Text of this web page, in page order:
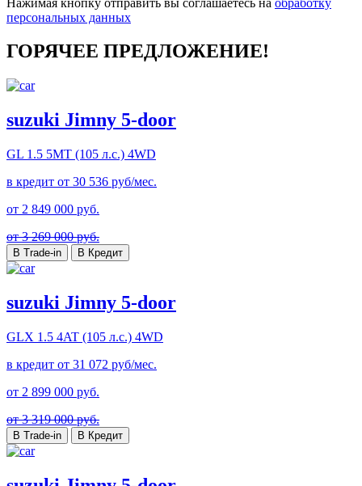
персональных данных
ГОРЯЧЕЕ ПРЕДЛОЖЕНИЕ!
suzuki Jimny 5-door
GL 1.5 5MT (105 л.с.) 4WD
в кредит от 30 536 руб/мес.
от 2 849 000 руб.
от 3 269 000 руб.
В Trade-in В Кредит
suzuki Jimny 5-door
GLX 1.5 4AT (105 л.с.) 4WD
в кредит от 31 072 руб/мес.
от 2 899 000 руб.
от 3 319 000 руб.
В Trade-in В Кредит